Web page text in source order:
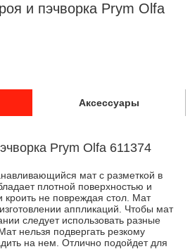
и пэчворка Prym Olfa
Аксессуары
Prym Olfa 611374
мат с разметкой в
плотной поверхностью и
кроить не повреждая стол. Мат
аппликаций. Чтобы мат
следует использовать разные
нельзя подвергать резкому
на нем. Отлично подойдет для